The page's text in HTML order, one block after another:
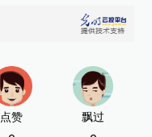
点赞 飘过